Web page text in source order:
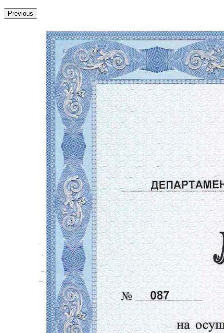
Previous